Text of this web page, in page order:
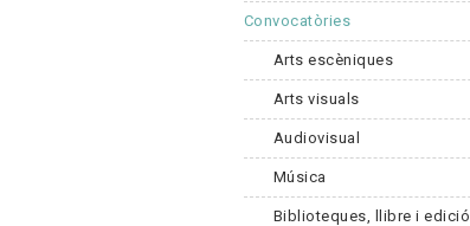
Convocatòries
Arts escèniques
Arts visuals
Audiovisual
Música
Biblioteques, llibre i edició